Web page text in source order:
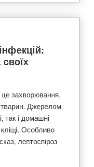
це захворювання,
тварин. Джерелом
так і домашні
Особливо
лептоспіроз